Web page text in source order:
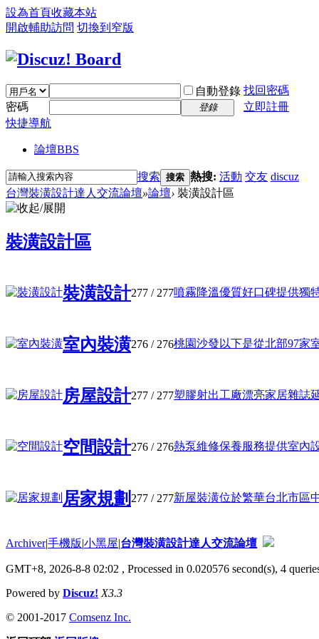
設為首頁收藏本站
開啟輔助訪問 切換到窄版
自動登錄 找回密碼
密碼
登錄
立即註冊
快捷導航
論壇BBS
搜索 搜索 熱搜: 活動 交友 discuz
台灣裝潢設計達人交流論壇»論壇› 裝潢設計區
裝潢設計區
裝潢設計277 / 277噴霧降溫優質好口碑提供獨
室內裝潢276 / 276桃園沙發以下是從北部97家
房屋設計277 / 277塑膠射出工廠漂亮家居雜誌
空間設計276 / 276熱泵維修保養服務提供室內
居家規劃 277 / 277新屋裝潢位於繁華台北市區
Archiver|手機版|小黑屋|台灣裝潢設計達人交流論壇
GMT+8, 2026-8-8 02:02 , Processed in 0.020576 second(s), 4
Powered by Discuz! X3.3
© 2001-2017 Comsenz Inc.